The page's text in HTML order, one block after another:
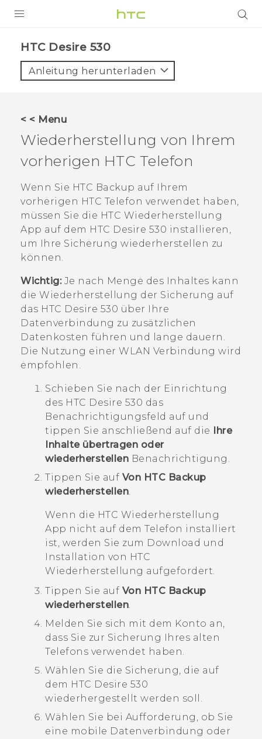
VIVE
VIVERSE
UNTERSTÜTZUNG
HTC-Geräte und Zubehör
HTC Desire 530‎
Anleitung herunterladen
< < Menu
Wiederherstellung von Ihrem
vorherigen HTC Telefon
Wenn Sie HTC Backup auf Ihrem
vorherigen HTC Telefon verwendet haben,
müssen Sie die HTC Wiederherstellung
App auf dem HTC Desire 530 installieren,
um Ihre Sicherung wiederherstellen zu
können.
Wichtig:Je nach Menge des Inhaltes kann
die Wiederherstellung der Sicherung auf
das HTC Desire 530 über Ihre
Datenverbindung zu zusätzlichen
Datenkosten führen und lange dauern.
Die Nutzung einer WLAN Verbindung wird
empfohlen.
Schieben Sie nach der Einrichtung
des HTC Desire 530 das
Benachrichtigungsfeld auf und
tippen Sie anschließend auf die
Ihre
Inhalte übertragen oder
wiederherstellen Benachrichtigung.
Tippen Sie auf Von HTC Backup
wiederherstellen.
Wenn die HTC Wiederherstellung
App nicht auf dem Telefon installiert
ist, werden Sie zum Download und
Installation von HTC
Wiederherstellung aufgefordert.
Tippen Sie auf Von HTC Backup
wiederherstellen.
Melden Sie sich mit dem Konto an,
dass Sie zur Sicherung Ihres alten
Telefons verwendet haben.
Wählen Sie die Sicherung, die auf
dem HTC Desire 530
wiederhergestellt werden soll.
Wählen Sie bei Aufforderung, ob Sie
eine mobile Datenverbindung oder